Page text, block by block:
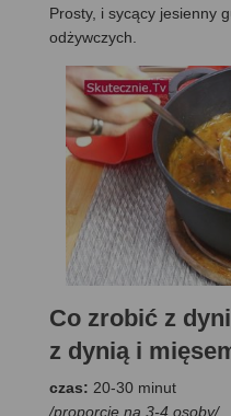
Prosty, i sycący jesienny
odżywczych.
Co zrobić z
z dynią i
czas: 20-30 minut
/proporcje na 3-4 osoby/